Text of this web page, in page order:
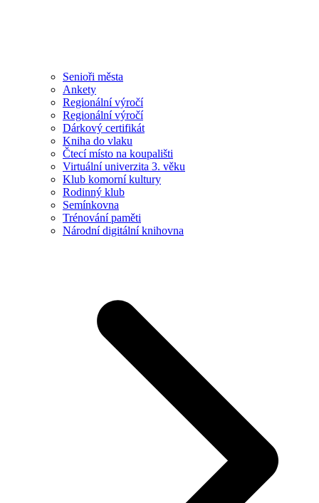
Senioři města
Ankety
Regionální výročí
Regionální výročí
Dárkový certifikát
Kniha do vlaku
Čtecí místo na koupališti
Virtuální univerzita 3. věku
Klub komorní kultury
Rodinný klub
Semínkovna
Trénování paměti
Národní digitální knihovna